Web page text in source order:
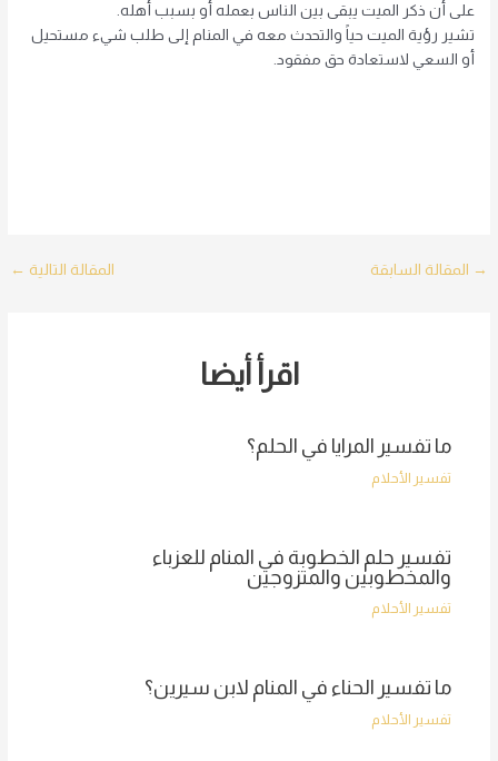
على أن ذكر الميت يبقى بين الناس بعمله أو بسبب أهله.
تشير رؤية الميت حياً والتحدث معه في المنام إلى طلب شيء مستحيل
أو السعي لاستعادة حق مفقود.
Post
→ المقالة السابقة المقالة التالية ←
اقرأ أيضا
ما تفسير المرايا في الحلم؟
تفسير الأحلام
تفسير حلم الخطوبة في المنام للعزباء
والمخطوبين والمتزوجين
تفسير الأحلام
ما تفسير الحناء في المنام لابن سيرين؟
تفسير الأحلام